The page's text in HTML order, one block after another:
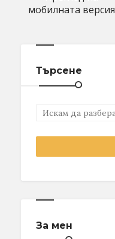
мобилната версия
Търсене
За мен